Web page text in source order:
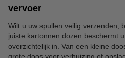
vervoer
Wilt u uw spullen veilig verzenden,
juiste kartonnen dozen beschermt
overzichtelijk in. Van een kleine